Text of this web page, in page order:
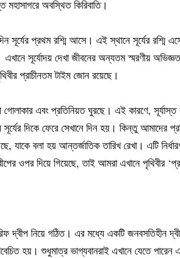
অবস্থিত কিরিবাতি।
সূর্যের প্রথম রশ্মি আসে। এই স্থানে সূর্যের রশ্মি
সূর্যোদয় দেখা জীবনের অন্যতম স্মরণীয়
প্রাচীনতম টাইম জোন রয়েছে।
এবং প্রতিনিয়ত ঘুরছে। এই কারণে, সূর্যাস্ত
দিকে ফেরে সেখানে দিন হয়। কিন্তু আমাদের
বলা হয় আন্তর্জাতিক তারিখ রেখা। এটি
ওপর দিয়ে গিয়েছে, তাই আমরা এখানে পৃথিবীর
দ্বীপ নিয়ে গঠিত। এর মধ্যে একটি জনবসতিহীন
হয়। শুধুমাত্র ভাগ্যবানরাই এখানে যেতে পারেন